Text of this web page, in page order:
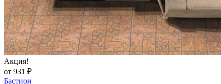
Акция!
от 931 ₽
Бастион